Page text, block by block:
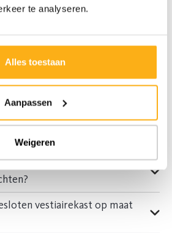
te analyseren.
Alles toestaan
Aanpassen
Weigeren
en spiegels in een
vestiairekast van
afwerkingen zijn
afgewerkte gesloten
vestiairekast op maat